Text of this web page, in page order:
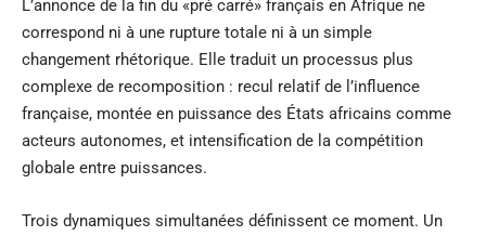
L’annonce de la fin du «pré carré» français en Afrique ne
correspond ni à une rupture totale ni à un simple
changement rhétorique. Elle traduit un processus plus
complexe de recomposition : recul relatif de l’influence
française, montée en puissance des États africains comme
acteurs autonomes, et intensification de la compétition
globale entre puissances.
Trois dynamiques simultanées définissent ce moment. Un